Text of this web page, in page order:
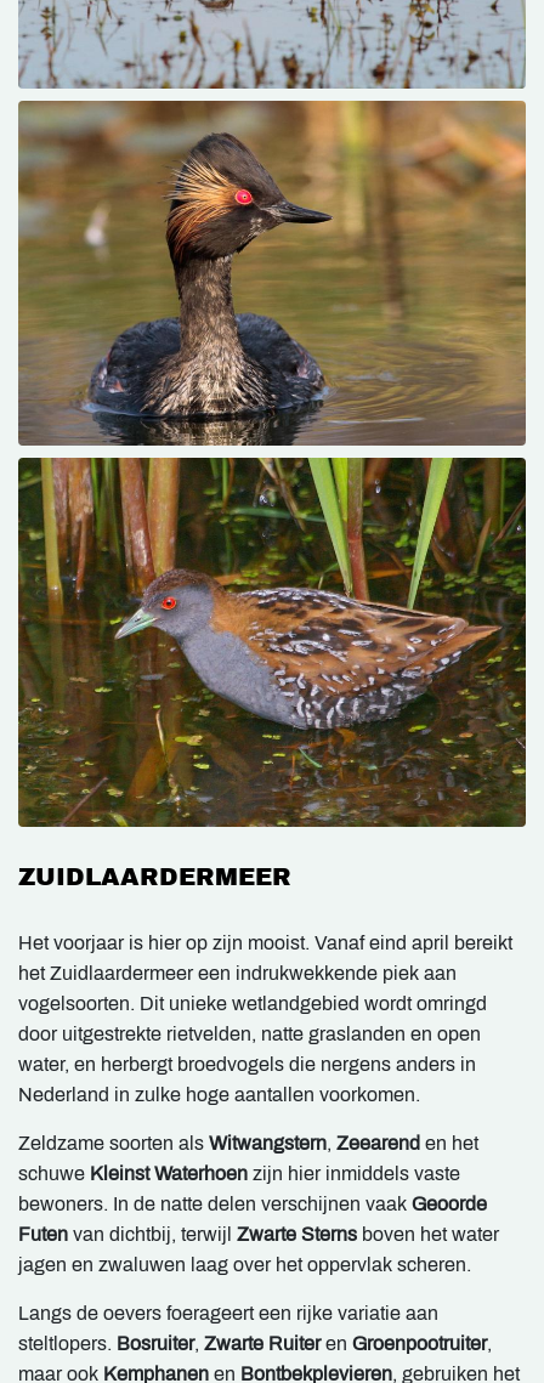
ZUIDLAARDERMEER
Het voorjaar is hier op zijn mooist. Vanaf eind april bereikt
het Zuidlaardermeer een indrukwekkende piek aan
vogelsoorten. Dit unieke wetlandgebied wordt omringd
door uitgestrekte rietvelden, natte graslanden en open
water, en herbergt broedvogels die nergens anders in
Nederland in zulke hoge aantallen voorkomen.
Zeldzame soorten als Witwangstern, Zeearend en het
schuwe Kleinst Waterhoen zijn hier inmiddels vaste
bewoners. In de natte delen verschijnen vaak Geoorde
Futen van dichtbij, terwijl Zwarte Sterns boven het water
jagen en zwaluwen laag over het oppervlak scheren.
Langs de oevers foerageert een rijke variatie aan
steltlopers. Bosruiter, Zwarte Ruiteren Groenpootruiter,
maar ook Kemphanen en Bontbekplevieren, gebruiken het